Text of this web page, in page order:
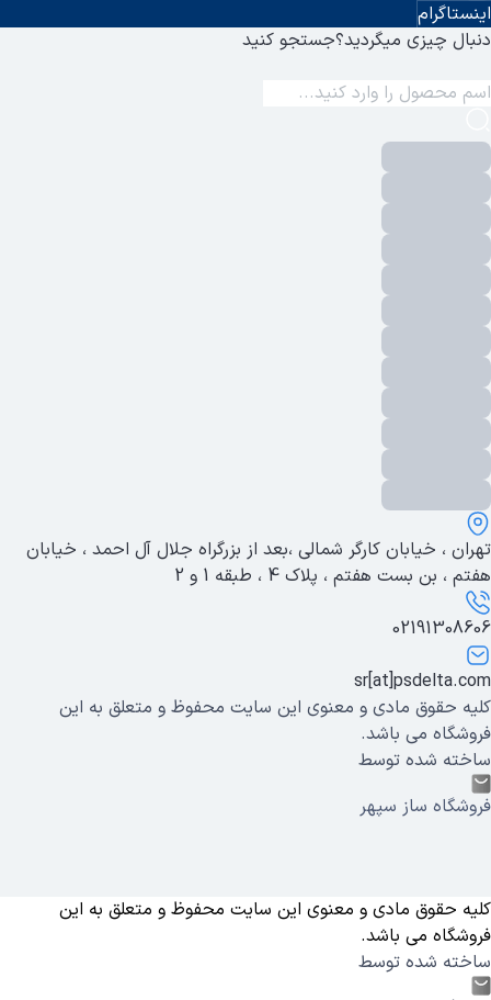
اینستاگرام
دنبال چیزی میگردید؟جستجو کنید
تهران ، خیابان کارگر شمالی ،بعد از بزرگراه جلال آل احمد ، خیابان
هفتم ، بن بست هفتم ، پلاک 4 ، طبقه 1 و 2
02191308606
sr[at]psdelta.com
کلیه حقوق مادی و معنوی این سایت محفوظ و متعلق به این
فروشگاه می باشد.
ساخته شده توسط
فروشگاه ساز سپهر
کلیه حقوق مادی و معنوی این سایت محفوظ و متعلق به این
فروشگاه می باشد.
ساخته شده توسط